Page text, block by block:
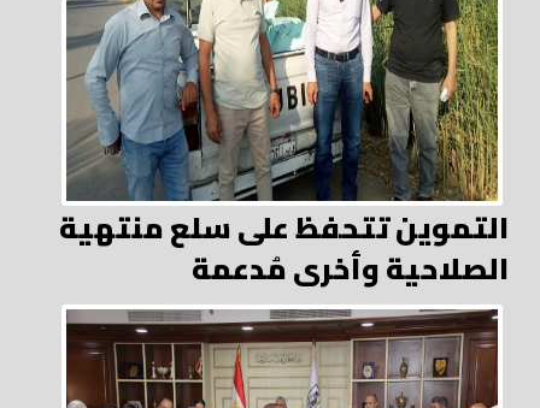
التموين تتحفظ على سلع منتهية
الصلاحية وأخرى مُدعمة